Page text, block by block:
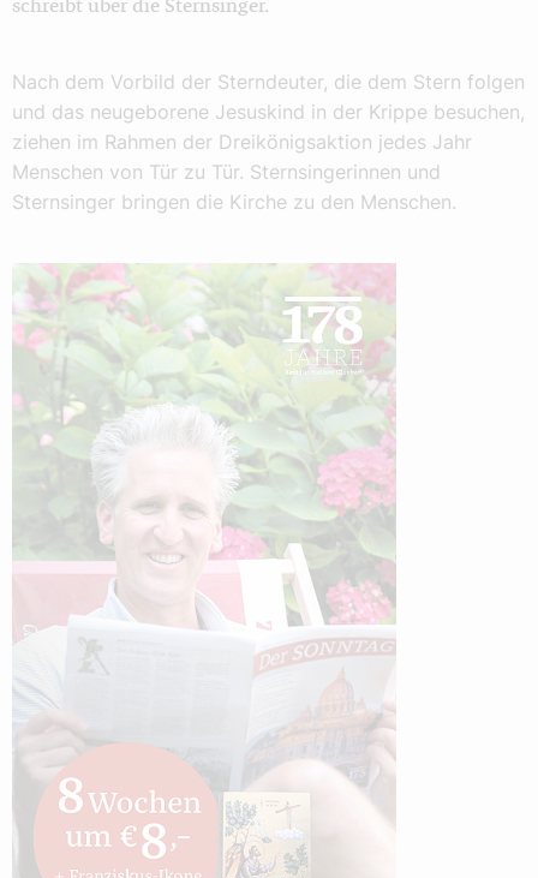
schreibt über die Sternsinger.
Nach dem Vorbild der Sterndeuter, die dem Stern folgen
und das neugeborene Jesuskind in der Krippe besuchen,
ziehen im Rahmen der Dreikönigsaktion jedes Jahr
Menschen von Tür zu Tür. Sternsingerinnen und
Sternsinger bringen die Kirche zu den Menschen.